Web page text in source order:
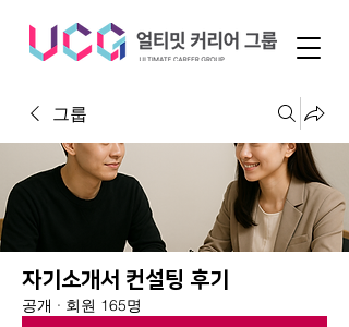
그룹
자기소개서 컨설팅 후기
공개 · 회원 165명